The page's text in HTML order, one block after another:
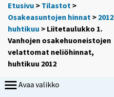
Etusivu > Tilastot >
Osakeasuntojen hinnat > 2012
huhtikuu > Liitetaulukko 1.
Vanhojen osakehuoneistojen
velattomat neliöhinnat,
huhtikuu 2012
Avaa valikko